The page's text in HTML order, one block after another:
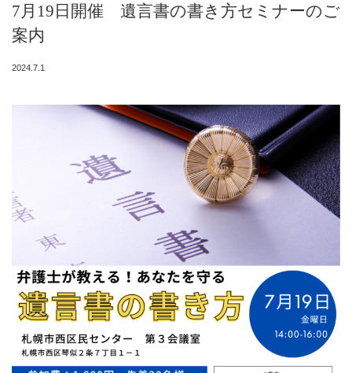
7月19日開催 遺言書の書き方セミナーのご
案内
2024.7.1